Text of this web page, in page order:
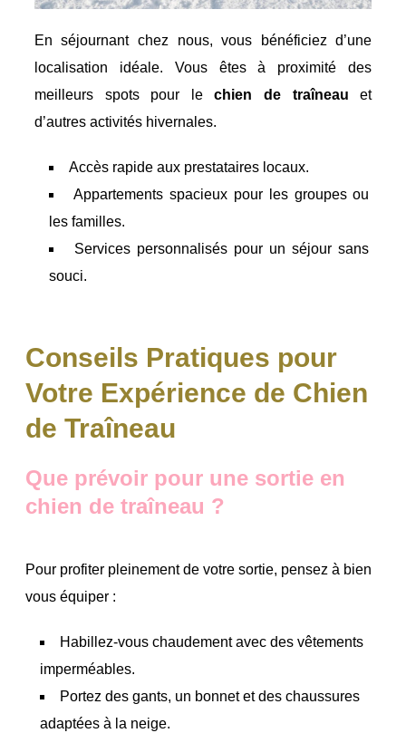
En séjournant chez nous, vous bénéficiez d’une
localisation idéale. Vous êtes à proximité des
meilleurs spots pour lechien de traîneau et
d’autres activités hivernales.
Accès rapide aux prestataires locaux.
Appartements spacieux pour les groupes ou
les familles.
Services personnalisés pour un séjour sans
souci.
Conseils Pratiques pour
Votre Expérience de Chien
de Traîneau
Que prévoir pour une sortie en
chien de traîneau ?
Pour profiter pleinement de votre sortie, pensez à bien
vous équiper :
Habillez-vous chaudement avec des vêtements
imperméables.
Portez des gants, un bonnet et des chaussures
adaptées à la neige.